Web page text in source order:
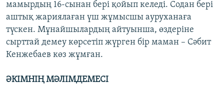
мамырдың 16-сынан бері қойып келеді. Содан бері
аштық жариялаған үш жұмысшы ауруханаға
түскен. Мұнайшылардың айтуынша, өздеріне
сырттай демеу көрсетіп жүрген бір маман – Сәбит
Кенжебаев көз жұмған.
ӘКІМНІҢ МӘЛІМДЕМЕСІ